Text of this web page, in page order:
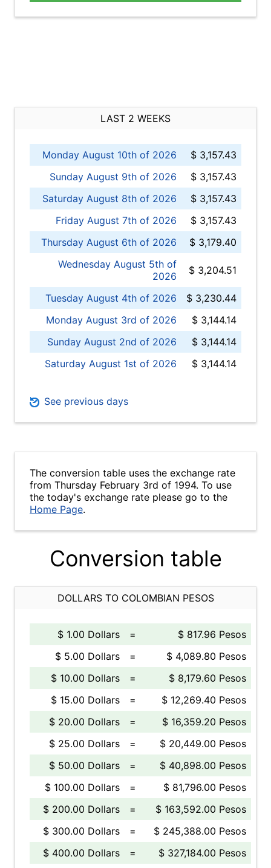
LAST 2 WEEKS
Monday August 10th of 2026
$ 3,157.43
Sunday August 9th of 2026
$ 3,157.43
Saturday August 8th of 2026
$ 3,157.43
Friday August 7th of 2026
$ 3,157.43
Thursday August 6th of 2026
$ 3,179.40
Wednesday August 5th of
2026
$ 3,204.51
Tuesday August 4th of 2026
$ 3,230.44
Monday August 3rd of 2026
$ 3,144.14
Sunday August 2nd of 2026
$ 3,144.14
Saturday August 1st of 2026
$ 3,144.14
See previous days
The conversion table uses the exchange rate
from Thursday February 3rd of 1994. To use
the today's exchange rate please go to the
Home Page.
Conversion table
DOLLARS TO COLOMBIAN PESOS
$ 1.00 Dollars =
$ 817.96 Pesos
$ 5.00 Dollars
=
$ 4,089.80 Pesos
$ 10.00 Dollars
=
$ 8,179.60 Pesos
$ 15.00 Dollars
=
$ 12,269.40 Pesos
$ 20.00 Dollars
=
$ 16,359.20 Pesos
$ 25.00 Dollars
=
$ 20,449.00 Pesos
$ 50.00 Dollars
=
$ 40,898.00 Pesos
$ 100.00 Dollars
=
$ 81,796.00 Pesos
$ 200.00 Dollars
=
$ 163,592.00 Pesos
$ 300.00 Dollars
=
$ 245,388.00 Pesos
$ 400.00 Dollars
=
$ 327,184.00 Pesos